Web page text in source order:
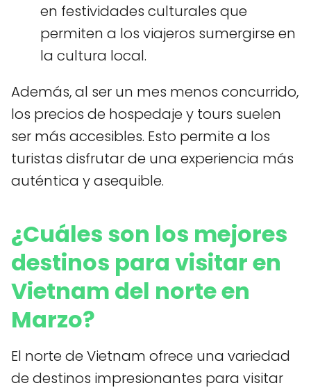
en festividades culturales que
permiten a los viajeros sumergirse en
la cultura local.
Además, al ser un mes menos concurrido,
los precios de hospedaje y tours suelen
ser más accesibles. Esto permite a los
turistas disfrutar de una experiencia más
auténtica y asequible.
¿Cuáles son los mejores
destinos para visitar en
Vietnam del norte en
Marzo?
El norte de Vietnam ofrece una variedad
de destinos impresionantes para visitar